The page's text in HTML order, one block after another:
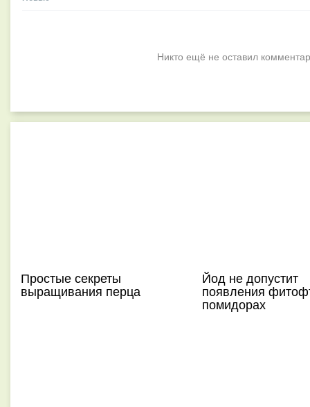
Никто ещё не оставил
Простые секреты
выращивания перца
Йод не допустит
появления
помидорах